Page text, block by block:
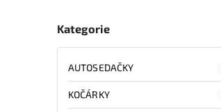
Kategorie
AUTOSEDAČKY
KOČÁRKY